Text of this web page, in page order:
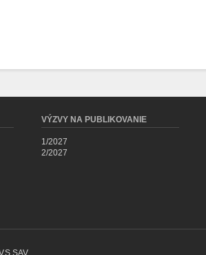
VÝZVY NA PUBLIKOVANIE
1/2027
2/2027